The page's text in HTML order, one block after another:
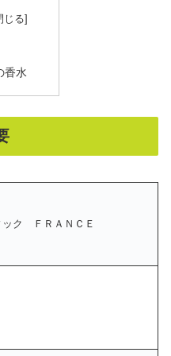
香水
ック ＦＲＡＮＣＥ